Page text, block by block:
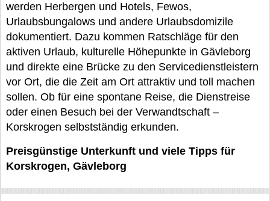
werden Herbergen und Hotels, Fewos,
Urlaubsbungalows und andere Urlaubsdomizile
dokumentiert. Dazu kommen Ratschläge für den
aktiven Urlaub, kulturelle Höhepunkte in Gävleborg
und direkte eine Brücke zu den Servicedienstleistern
vor Ort, die die Zeit am Ort attraktiv und toll machen
sollen. Ob für eine spontane Reise, die Dienstreise
oder einen Besuch bei der Verwandtschaft –
Korskrogen selbstständig erkunden.
Preisgünstige Unterkunft und viele Tipps für
Korskrogen, Gävleborg